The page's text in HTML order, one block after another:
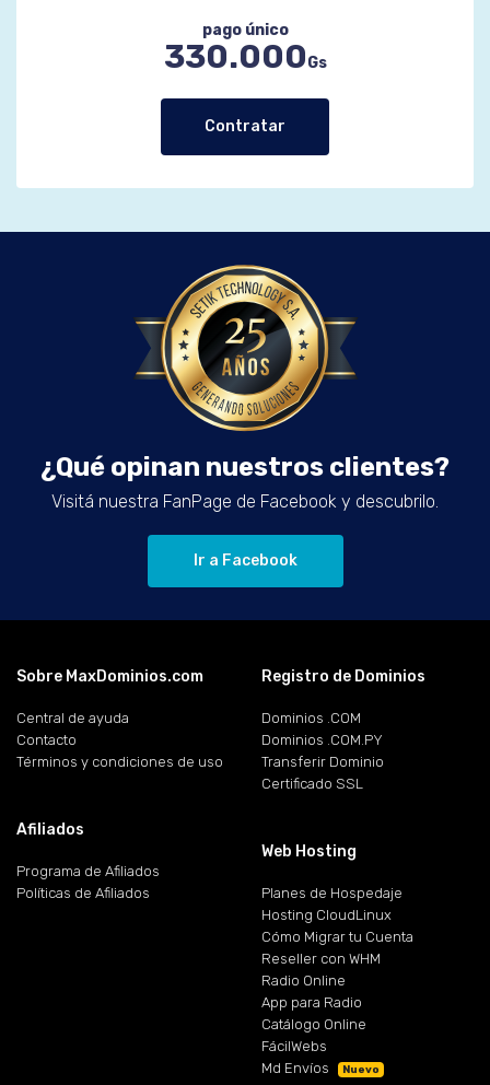
pago único
330.000Gs
Contratar
¿Qué opinan nuestros clientes?
Visitá nuestra FanPage de Facebook y descubrilo.
Ir a Facebook
Sobre MaxDominios.com
Central de ayuda
Contacto
Términos y condiciones de uso
Afiliados
Programa de Afiliados
Políticas de Afiliados
Registro de Dominios
Dominios .COM
Dominios .COM.PY
Transferir Dominio
Certificado SSL
Web Hosting
Planes de Hospedaje
Hosting CloudLinux
Cómo Migrar tu Cuenta
Reseller con WHM
Radio Online
App para Radio
Catálogo Online
FácilWebs
Md Envíos
Nuevo